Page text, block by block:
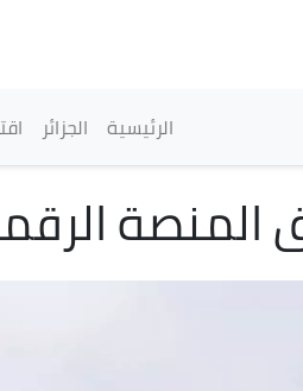
القائمة
الرئيسية الجزائر